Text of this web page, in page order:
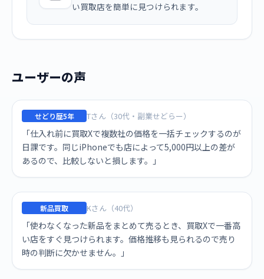
い買取店を簡単に見つけられます。
ユーザーの声
せどり歴5年 Tさん（30代・副業せどらー）
「仕入れ前に買取Xで複数社の価格を一括チェックするのが
日課です。同じiPhoneでも店によって5,000円以上の差が
あるので、比較しないと損します。」
新品買取 Kさん（40代）
「使わなくなった新品をまとめて売るとき、買取Xで一番高
い店をすぐ見つけられます。価格推移も見られるので売り
時の判断に欠かせません。」